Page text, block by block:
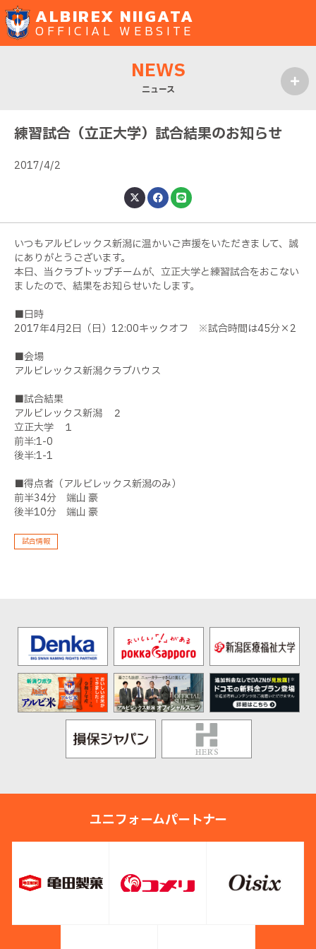
ALBIREX NIIGATA
OFFICIAL WEBSITE
NEWS
ニュース
練習試合（立正大学）試合結果のお知らせ
2017/4/2
いつもアルビレックス新潟に温かいご声援をいただきまして、誠
にありがとうございます。
本日、当クラブトップチームが、立正大学と練習試合をおこない
ましたので、結果をお知らせいたします。
■日時
2017年4月2日（日）12:00キックオフ ※試合時間は45分×2
■会場
アルビレックス新潟クラブハウス
■試合結果
アルビレックス新潟 ２
立正大学 １
前半:1-0
後半:1-1
■得点者（アルビレックス新潟のみ）
前半34分 端山 豪
後半10分 端山 豪
試合情報
ユニフォームパートナー